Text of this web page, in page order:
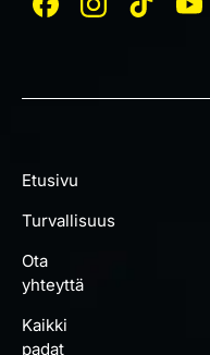
Etusivu
Turvallisuus
Ota
yhteyttä
Kaikki
padat